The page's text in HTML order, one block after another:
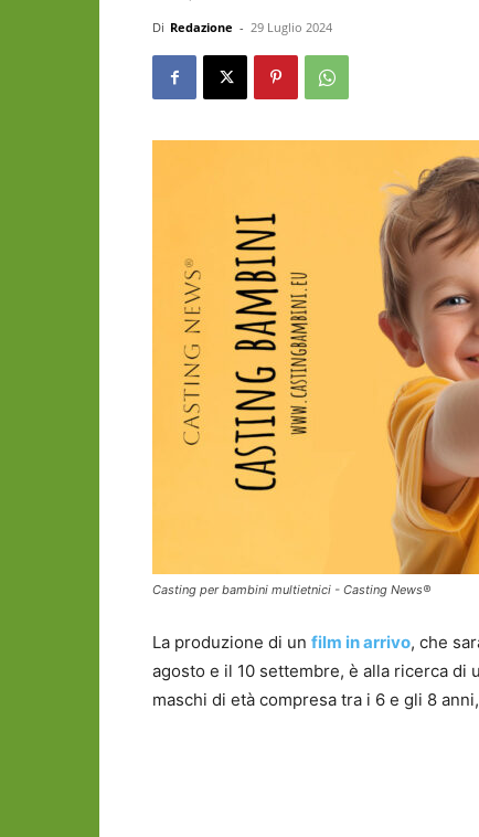
Di Redazione - 29 Luglio 2024
Casting per bambini multietnici - Casting News®
La produzione di un film in arrivo, che
agosto e il 10 settembre, è alla ricerca di
maschi di età compresa tra i 6 e gli 8